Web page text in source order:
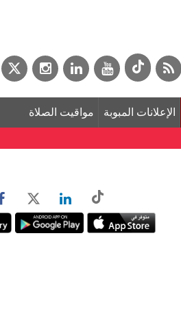
الإعلانات المبوبة مواقيت الصلاة